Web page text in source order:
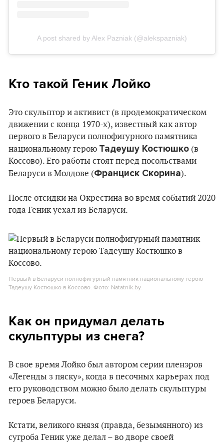
A post shared by Alex Pazniak (@alekspazniak)
Кто такой Геник Лойко
Это скульптор и активист (в продемократическом
движении с конца 1970-х), известный как автор
первого в Беларуси полнофигурного памятника
национальному герою Тадеушу Костюшко (в
Коссово). Его работы стоят перед посольствами
Беларуси в Молдове (Франциск Скорина).
После отсидки на Окрестина во время событий 2020
года Геник уехал из Беларуси.
Первый в Беларуси полнофигурный памятник национальному герою
Тадеушу Костюшко в Коссово. Фото: Natatnik.by.
Как он придумал делать
скульптуры из снега?
В свое время Лойко был автором серии пленэров
«Легенды з пяску», когда в песочных карьерах под
его руководством можно было делать скульптуры
героев Беларуси.
Кстати, великого князя (правда, безымянного) из
сугроба Геник уже делал – во дворе своей